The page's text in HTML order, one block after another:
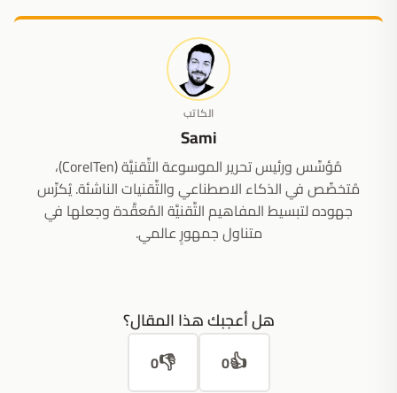
الكاتب
Sami
مُؤسِّس ورئيس تحرير الموسوعة التِّقنيَّة (CoreITen)،
مُتخصِّص في الذكاء الاصطناعي والتِّقنيات الناشئة. يُكرِّس
جهوده لتبسيط المفاهيم التِّقنيَّة المُعقَّدة وجعلها في
متناول جمهورٍ عالمي.
هل أعجبك هذا المقال؟
👍
0
👎
0